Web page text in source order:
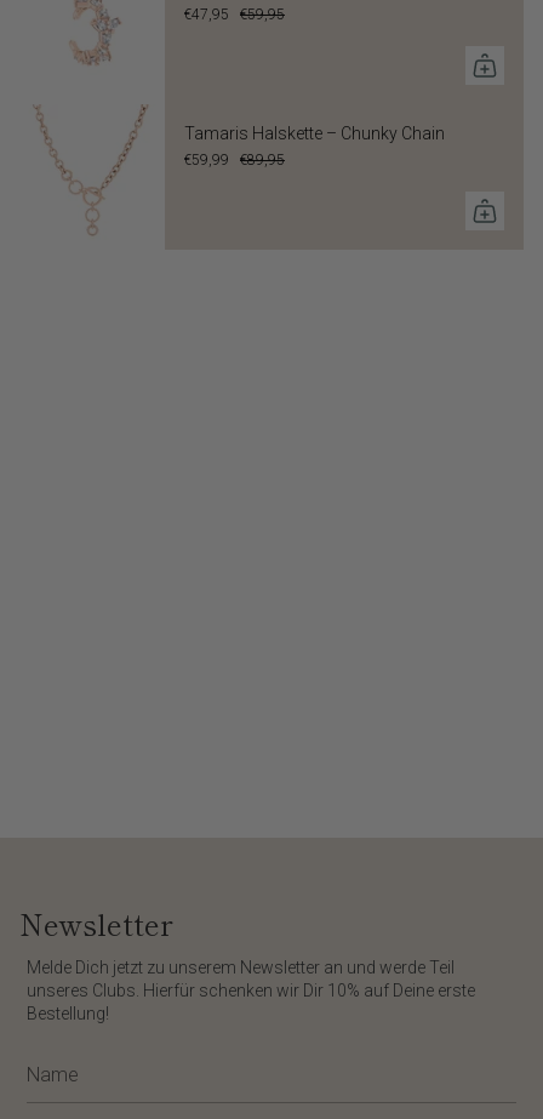
Bandfarbe: Roségold
Technische Merkmale
Uhrwerk: Quarz
€47,95 €59,95
Tamaris Halskette – Chunky Chain
€59,99 €89,95
Newsletter
​Melde Dich jetzt zu unserem Newsletter an und werde Teil
unseres Clubs. Hierfür schenken wir Dir 10% auf Deine erste
Bestellung!